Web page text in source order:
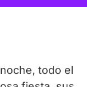
todo el